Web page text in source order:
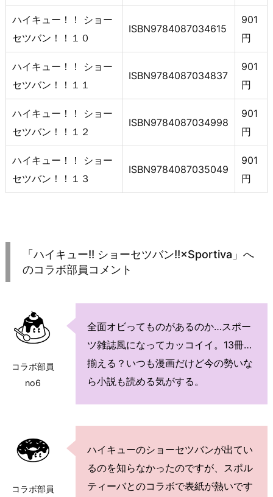
ハイキュー！！ ショー
セツバン！！１０
ISBN9784087034615
901
円
ハイキュー！！ ショー
セツバン！！１１
ISBN9784087034837
901
円
ハイキュー！！ ショー
セツバン！！１２
ISBN9784087034998
901
円
ハイキュー！！ ショー
セツバン！！１３
ISBN9784087035049
901
円
「ハイキュー!! ショーセツバン!!×Sportiva」へ
のコラボ部員コメント
コラボ部員
no6
全面オビってものがあるのか…スポー
ツ雑誌風になってカッコイイ。13冊…
揃える？いつも漫画だけど今の勢いな
ら小説も読める気がする。
コラボ部員
ハイキューのショーセツバンが出てい
るのを知らなかったのですが、スポル
ティーバとのコラボで表紙が熱いです